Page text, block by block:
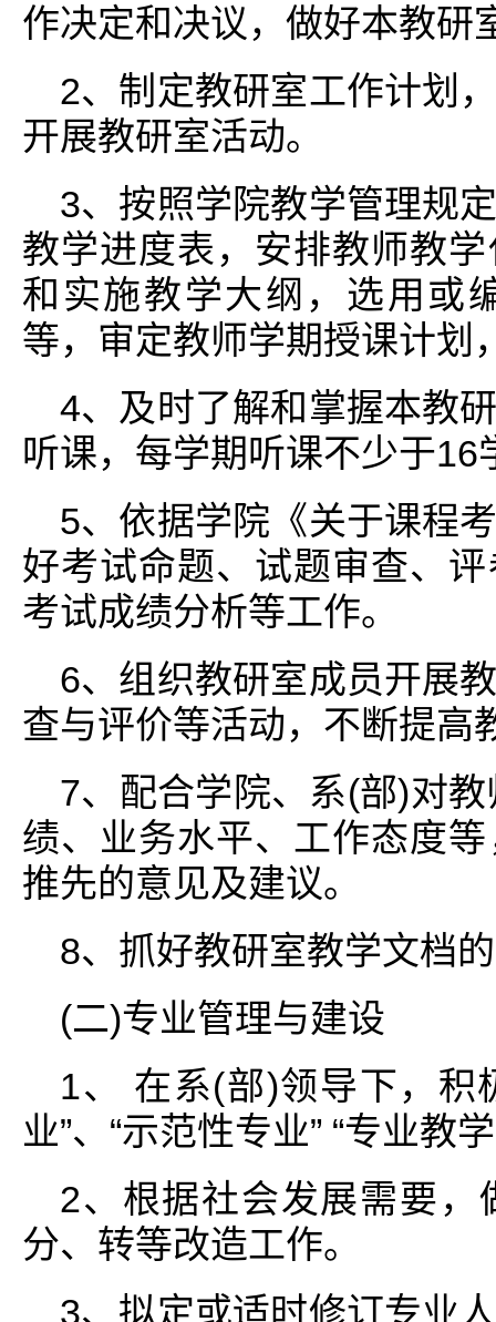
作决定和决议，做好本教研
2、制定教研室工作计划
开展教研室活动。
3、按照学院教学管理规
教学进度表，安排教师教
和实施教学大纲，选用或
等，审定教师学期授课计划
4、及时了解和掌握本教
听课，每学期听课不少于16
5、依据学院《关于课程
好考试命题、试题审查、
考试成绩分析等工作。
6、组织教研室成员开展
查与评价等活动，不断提高
7、配合学院、系(部)对
绩、业务水平、工作态度
推先的意见及建议。
8、抓好教研室教学文档
(二)专业管理与建设
1、 在系(部)领导下，积
业”、“示范性专业” “专业教
2、根据社会发展需要，
分、转等改造工作。
3、拟定或适时修订专业